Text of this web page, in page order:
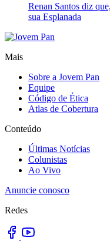
Renan Santos diz
sua Esplanada
Mais
Sobre a Jovem Pan
Equipe
Código de Ética
Atlas de Cobertura
Conteúdo
Últimas Notícias
Colunistas
Ao Vivo
Anuncie conosco
Redes